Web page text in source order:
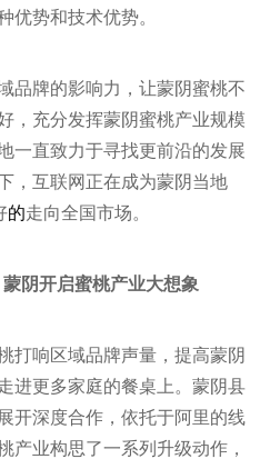
优势和技术优势。
品牌的影响力，让蒙阴蜜桃不
，充分发挥蒙阴蜜桃产业规模
一直致力于寻找更前沿的发展
，互联网正在成为蒙阴当地
的走向全国市场。
阴开启蜜桃产业大想象
打响区域品牌声量，提高蒙阴
进更多家庭的餐桌上。蒙阴县
开深度合作，依托于阿里的线
产业构思了一系列升级动作，